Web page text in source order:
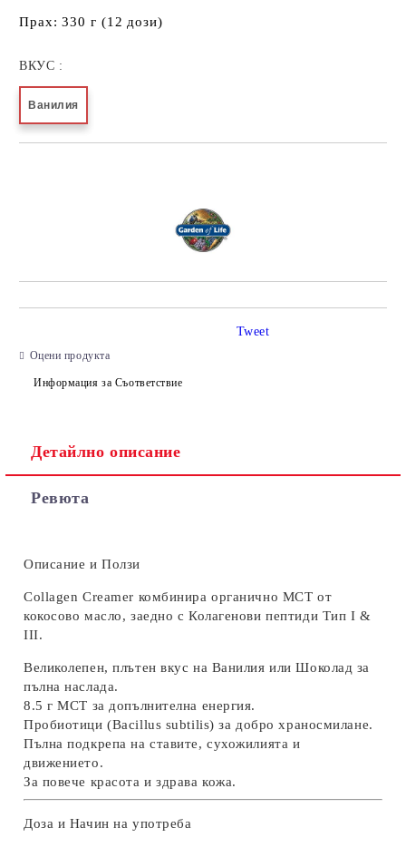
Прах: 330 г (12 дози)
ВКУС :
Ванилия
Оцени продукта
Информация за Съответствие
Tweet
Детайлно описание
Ревюта
Описание и Ползи
Collagen Creamer комбинира органично MCT от
кокосово масло, заедно с Колагенови пептиди Тип I &
III.
Великолепен, плътен вкус на Ванилия или Шоколад за
пълна наслада.
8.5 г MCT за допълнителна енергия.
Пробиотици (Bacillus subtilis) за добро храносмилане.
Пълна подкрепа на ставите, сухожилията и
движението.
За повече красота и здрава кожа.
Доза и Начин на употреба